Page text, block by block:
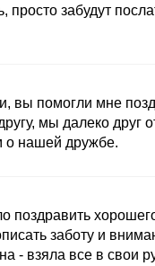
просто забудут
вы помогли мне
мы далеко друг
о нашей дружбе.
поздравить
заботу и
- взяла все в свои